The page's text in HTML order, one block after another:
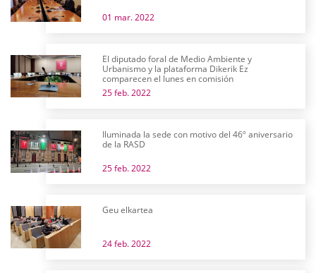
01 mar. 2022
El diputado foral de Medio Ambiente y
Urbanismo y la plataforma Dikerik Ez
comparecen el lunes en comisión
25 feb. 2022
Iluminada la sede con motivo del 46º aniversario
de la RASD
25 feb. 2022
Geu elkartea
24 feb. 2022